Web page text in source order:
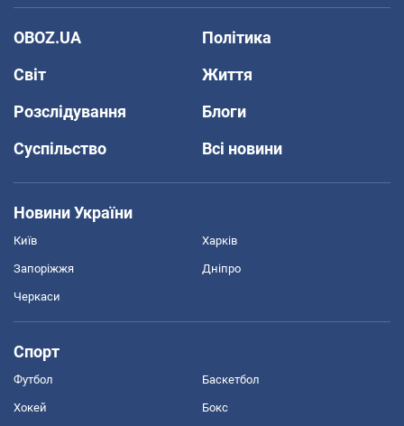
OBOZ.UA
Політика
Світ
Життя
Розслідування
Блоги
Суспільство
Всі новини
Новини України
Київ Харків
Запоріжжя Дніпро
Черкаси
Спорт
Футбол Баскетбол
Хокей Бокс